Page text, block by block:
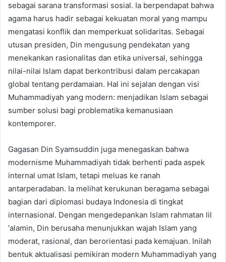
sebagai sarana transformasi sosial. Ia berpendapat bahwa
agama harus hadir sebagai kekuatan moral yang mampu
mengatasi konflik dan memperkuat solidaritas. Sebagai
utusan presiden, Din mengusung pendekatan yang
menekankan rasionalitas dan etika universal, sehingga
nilai-nilai Islam dapat berkontribusi dalam percakapan
global tentang perdamaian. Hal ini sejalan dengan visi
Muhammadiyah yang modern: menjadikan Islam sebagai
sumber solusi bagi problematika kemanusiaan
kontemporer.
Gagasan Din Syamsuddin juga menegaskan bahwa
modernisme Muhammadiyah tidak berhenti pada aspek
internal umat Islam, tetapi meluas ke ranah
antarperadaban. Ia melihat kerukunan beragama sebagai
bagian dari diplomasi budaya Indonesia di tingkat
internasional. Dengan mengedepankan Islam rahmatan lil
‘alamin, Din berusaha menunjukkan wajah Islam yang
moderat, rasional, dan berorientasi pada kemajuan. Inilah
bentuk aktualisasi pemikiran modern Muhammadiyah yang